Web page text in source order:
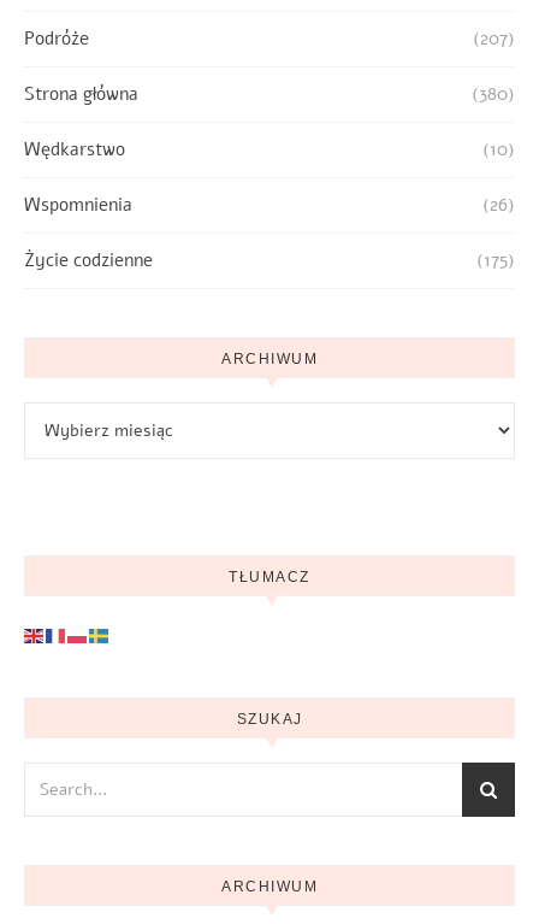
Podróże (207)
Strona główna (380)
Wędkarstwo (10)
Wspomnienia (26)
Życie codzienne (175)
ARCHIWUM
TŁUMACZ
SZUKAJ
ARCHIWUM